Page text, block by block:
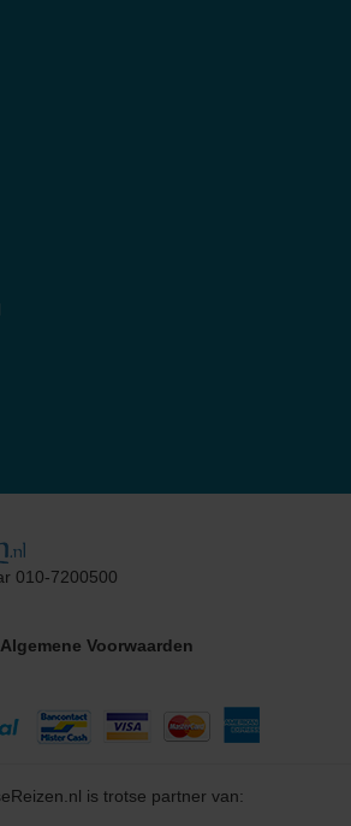
Cruise Specialist
010-7200500
Algemene Voorwaarden
is trotse partner van: